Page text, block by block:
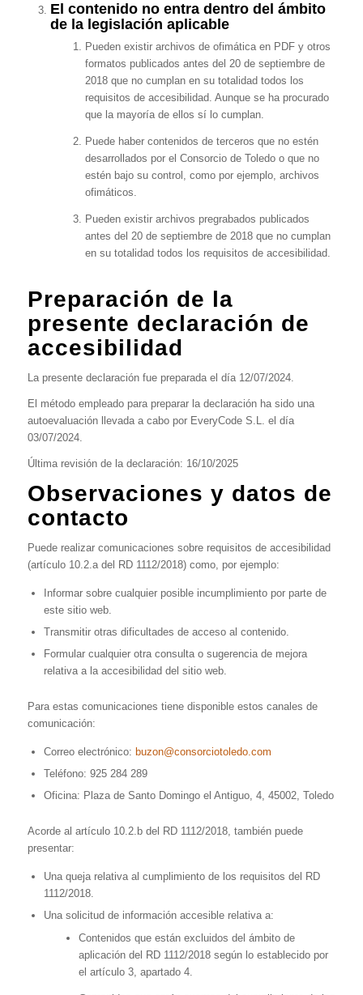
El contenido no entra dentro del ámbito
de la legislación aplicable
Pueden existir archivos de ofimática en PDF y otros
formatos publicados antes del 20 de septiembre de
2018 que no cumplan en su totalidad todos los
requisitos de accesibilidad. Aunque se ha procurado
que la mayoría de ellos sí lo cumplan.
Puede haber contenidos de terceros que no estén
desarrollados por el Consorcio de Toledo o que no
estén bajo su control, como por ejemplo, archivos
ofimáticos.
Pueden existir archivos pregrabados publicados
antes del 20 de septiembre de 2018 que no cumplan
en su totalidad todos los requisitos de accesibilidad.
Preparación de la
presente declaración de
accesibilidad
La presente declaración fue preparada el día 12/07/2024.
El método empleado para preparar la declaración ha sido una
autoevaluación llevada a cabo por EveryCode S.L. el día
03/07/2024.
Última revisión de la declaración: 16/10/2025
Observaciones y datos de
contacto
Puede realizar comunicaciones sobre requisitos de accesibilidad
(artículo 10.2.a del RD 1112/2018) como, por ejemplo:
Informar sobre cualquier posible incumplimiento por parte de
este sitio web.
Transmitir otras dificultades de acceso al contenido.
Formular cualquier otra consulta o sugerencia de mejora
relativa a la accesibilidad del sitio web.
Para estas comunicaciones tiene disponible estos canales de
comunicación:
Correo electrónico: buzon@consorciotoledo.com
Teléfono: 925 284 289
Oficina: Plaza de Santo Domingo el Antiguo, 4, 45002, Toledo
Acorde al artículo 10.2.b del RD 1112/2018, también puede
presentar:
Una queja relativa al cumplimiento de los requisitos del RD
1112/2018.
Una solicitud de información accesible relativa a:
Contenidos que están excluidos del ámbito de
aplicación del RD 1112/2018 según lo establecido por
el artículo 3, apartado 4.